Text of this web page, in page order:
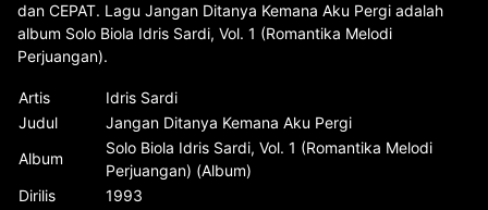
dan CEPAT. Lagu Jangan Ditanya Kemana Aku Pergi adalah
album Solo Biola Idris Sardi, Vol. 1 (Romantika Melodi
Perjuangan).
Artis
Idris Sardi
Judul
Jangan Ditanya Kemana Aku Pergi
Album
Solo Biola Idris Sardi, Vol. 1 (Romantika Melodi
Perjuangan) (Album)
Dirilis
1993